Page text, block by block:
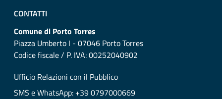
CONTATTI
Comune di Porto Torres
Piazza Umberto I - 07046 Porto Torres
Codice fiscale / P. IVA: 00252040902
Ufficio Relazioni con il Pubblico
SMS e WhatsApp: +39 0797000669